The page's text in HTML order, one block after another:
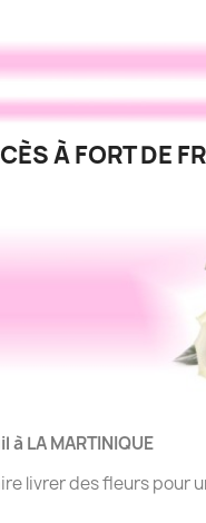
À FORT DE
LA MARTINIQUE
livrer des fleurs pour